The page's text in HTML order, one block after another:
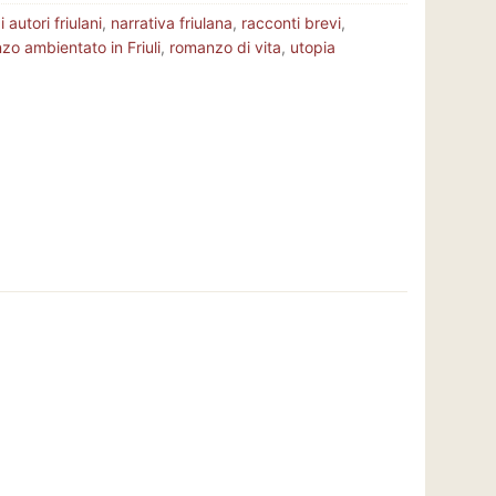
autori friulani, narrativa friulana, racconti brevi,
ambientato in Friuli, romanzo di vita, utopia